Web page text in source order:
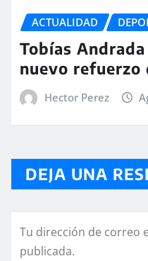
ACTUALIDAD
Tobías
nuevo refuerzo
Hector Perez
DEJA UNA
Tu dirección de correo
publicada.